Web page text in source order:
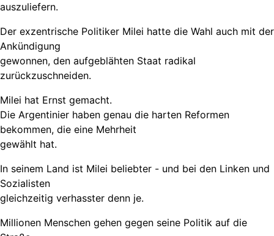
auszuliefern.
Der exzentrische Politiker Milei hatte die Wahl auch mit der
Ankündigung
gewonnen, den aufgeblähten Staat radikal
zurückzuschneiden.
Milei hat Ernst gemacht.
Die Argentinier haben genau die harten Reformen
bekommen, die eine Mehrheit
gewählt hat.
In seinem Land ist Milei beliebter - und bei den Linken und
Sozialisten
gleichzeitig verhasster denn je.
Millionen Menschen gehen gegen seine Politik auf die